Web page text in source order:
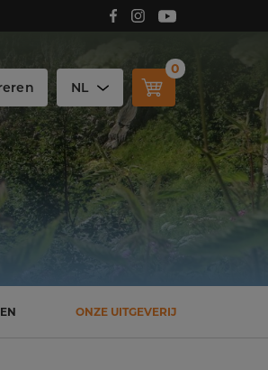
Volg Carmelitana op Facebook!
Volg Carmelitana op Instagram!
Volg Carmelitana op Youtube!
NL
0
ONZE UITGEVERIJ